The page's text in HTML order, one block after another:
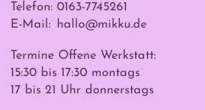
Telefon: 0163-7745261
E-Mail: hallo@mikku.de
Termine Offene Werkstatt:
15:30 bis 17:30 montags
17 bis 21 Uhr donnerstags